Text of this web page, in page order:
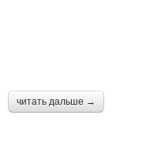
читать дальше →